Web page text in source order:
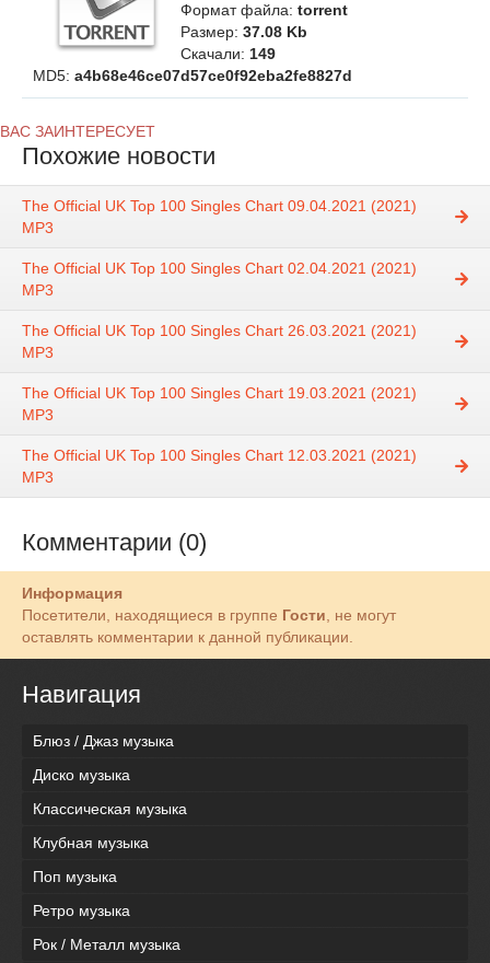
Формат файла: torrent
Размер: 37.08 Kb
Скачали: 149
MD5: a4b68e46ce07d57ce0f92eba2fe8827d
ВАС ЗАИНТЕРЕСУЕТ
Похожие новости
The Official UK Top 100 Singles Chart 09.04.2021 (2021)
MP3
The Official UK Top 100 Singles Chart 02.04.2021 (2021)
MP3
The Official UK Top 100 Singles Chart 26.03.2021 (2021)
MP3
The Official UK Top 100 Singles Chart 19.03.2021 (2021)
MP3
The Official UK Top 100 Singles Chart 12.03.2021 (2021)
MP3
Комментарии (0)
Информация
Посетители, находящиеся в группе Гости, не могут
оставлять комментарии к данной публикации.
Навигация
Блюз / Джаз музыка
Диско музыка
Классическая музыка
Клубная музыка
Поп музыка
Ретро музыка
Рок / Металл музыка